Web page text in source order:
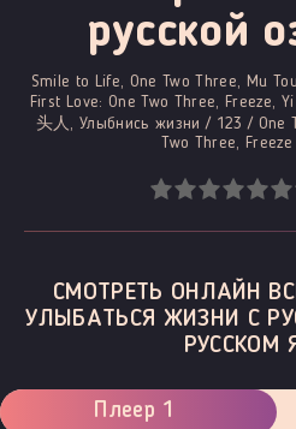
русской
Smile to Life, One Two Three, Mu
First Love: One Two Three, Freeze,
头人, Улыбнись жизни / 123 / One
Two Three,
СМОТРЕТЬ ОНЛАЙН
УЛЫБАТЬСЯ ЖИЗНИ С
РУССКОМ
Плеер 1